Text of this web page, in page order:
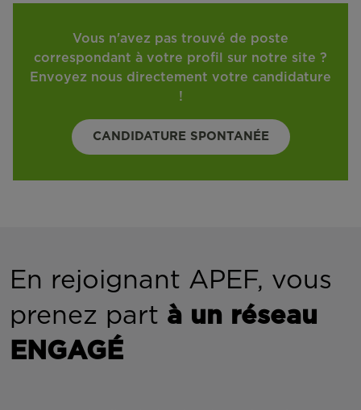
Vous n'avez pas trouvé de poste
correspondant à votre profil sur notre site ?
Envoyez nous directement votre candidature
!
CANDIDATURE SPONTANÉE
En rejoignant APEF, vous
prenez part à un réseau
ENGAGÉ